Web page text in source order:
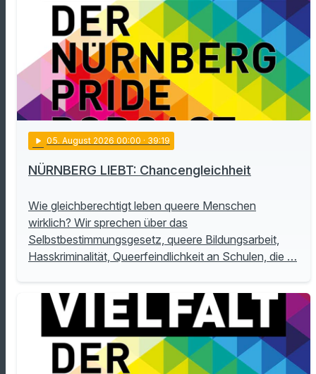
play_arrow 05. August 2026 00:00 · 39:19
NÜRNBERG LIEBT: Chancengleichheit
Wie gleichberechtigt leben queere Menschen
wirklich? Wir sprechen über das
Selbstbestimmungsgesetz, queere Bildungsarbeit,
Hasskriminalität, Queerfeindlichkeit an Schulen, die …